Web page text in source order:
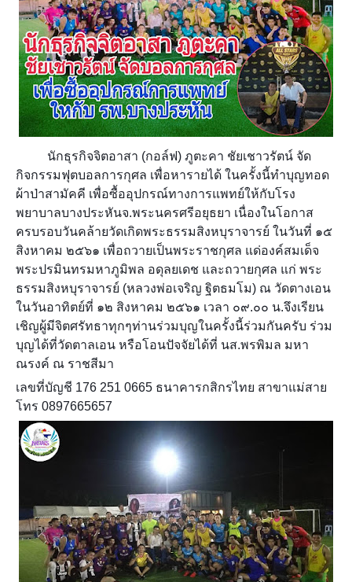
นักธุรกิจจิตอาสา (กอล์ฟ) ภูตะคา ชัยเชาวรัตน์ จัด
กิจกรรมฟุตบอลการกุศล เพื่อหารายได้ ในครั้งนี้ทำบุญทอด
ผ้าป่าสามัคคี เพื่อซื้ออุปกรณ์ทางการแพทย์ให้กับโรง
พยาบาลบางประหันจ.พระนครศรีอยุธยา เนื่องในโอกาส
ครบรอบวันคล้ายวัดเกิดพระธรรมสิงหบุราจารย์ ในวันที่ ๑๕
สิงหาคม ๒๕๖๑ เพื่อถวายเป็นพระราชกุศล แด่องค์สมเด็จ
พระปรมินทรมหาภูมิพล อดุลยเดช และถวายกุศล แก่ พระ
ธรรมสิงหบุราจารย์ (หลวงพ่อเจริญ ฐิตธมโม) ณ วัดตางเอน
ในวันอาทิตย์ที่ ๑๒ สิงหาคม ๒๕๖๑ เวลา ๐๙.๐๐ น.จึงเรียน
เชิญผู้มีจิตศรัทธาทุกๆท่านร่วมบุญในครั้งนี้ร่วมกันครับ ร่วม
บุญได้ที่วัดตาลเอน หรือโอนปัจจัยได้ที่ นส.พรพิมล มหา
ณรงค์ ณ ราชสีมา
เลขที่บัญชี 176 251 0665 ธนาคารกสิกรไทย สาขาแม่สาย
โทร 0897665657